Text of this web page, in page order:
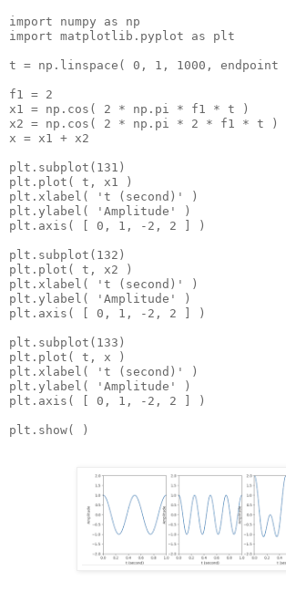
import numpy as np
import matplotlib.pyplot as plt
t = np.linspace( 0, 1, 1000, endpoint =
f1 = 2
x1 = np.cos( 2 * np.pi * f1 * t )
x2 = np.cos( 2 * np.pi * 2 * f1 * t )
x = x1 + x2
plt.subplot(131)
plt.plot( t, x1 )
plt.xlabel( 't (second)' )
plt.ylabel( 'Amplitude' )
plt.axis( [ 0, 1, -2, 2 ] )
plt.subplot(132)
plt.plot( t, x2 )
plt.xlabel( 't (second)' )
plt.ylabel( 'Amplitude' )
plt.axis( [ 0, 1, -2, 2 ] )
plt.subplot(133)
plt.plot( t, x )
plt.xlabel( 't (second)' )
plt.ylabel( 'Amplitude' )
plt.axis( [ 0, 1, -2, 2 ] )
plt.show( )